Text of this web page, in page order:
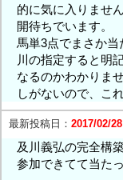
的に気に入りませ
開待ちでいます。
馬単3点でまさか
川の指定すると明
なるのかわかりま
しがないので、こ
最新投稿日： 2017/02/28
及川義弘の完全構
参加できてて当た